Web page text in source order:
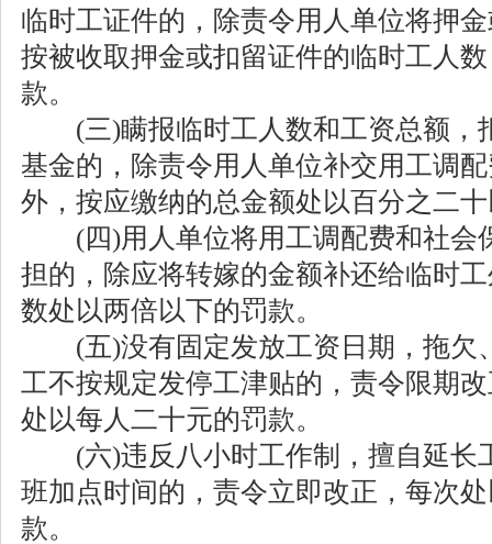
临时工证件的，除责令用人单位将押
按被收取押金或扣留证件的临时工人
款。
(三)瞒报临时工人数和工资总额，
基金的，除责令用人单位补交用工调
外，按应缴纳的总金额处以百分之二
(四)用人单位将用工调配费和社会
担的，除应将转嫁的金额补还给临时
数处以两倍以下的罚款。
(五)没有固定发放工资日期，拖欠
工不按规定发停工津贴的，责令限期
处以每人二十元的罚款。
(六)违反八小时工作制，擅自延长
班加点时间的，责令立即改正，每次
款。